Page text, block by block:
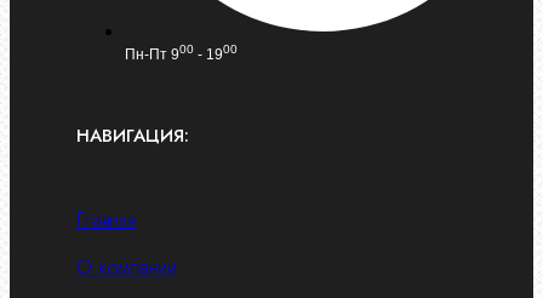
Пн-Пт 900 - 1900
НАВИГАЦИЯ:
Главная
О компании